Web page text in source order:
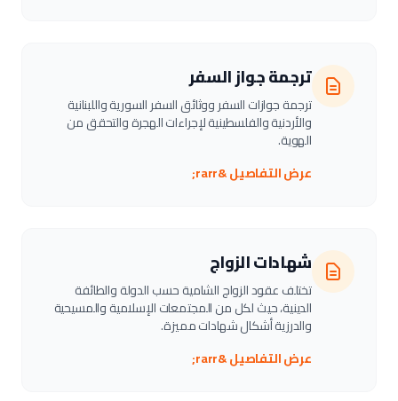
ترجمة جواز السفر
ترجمة جوازات السفر ووثائق السفر السورية واللبنانية
والأردنية والفلسطينية لإجراءات الهجرة والتحقق من
الهوية.
عرض التفاصيل &rarr;
شهادات الزواج
تختلف عقود الزواج الشامية حسب الدولة والطائفة
الدينية، حيث لكل من المجتمعات الإسلامية والمسيحية
والدرزية أشكال شهادات مميزة.
عرض التفاصيل &rarr;